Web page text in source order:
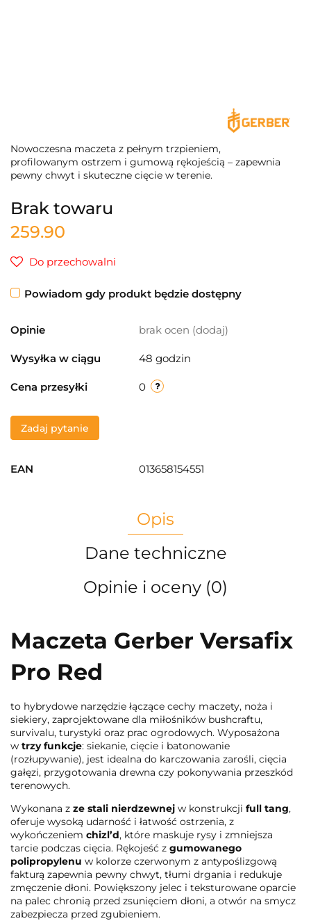
Nowoczesna maczeta z pełnym trzpieniem,
profilowanym ostrzem i gumową rękojeścią – zapewnia
pewny chwyt i skuteczne cięcie w terenie.
Brak towaru
259.90
Do przechowalni
Powiadom gdy produkt będzie dostępny
Opinie brak ocen (dodaj)
Wysyłka w ciągu 48 godzin
Cena przesyłki 0
Zadaj pytanie
EAN 013658154551
Opis
Dane techniczne
Opinie i oceny (0)
Maczeta Gerber Versafix
Pro Red
to hybrydowe narzędzie łączące cechy maczety, noża i
siekiery, zaprojektowane dla miłośników bushcraftu,
survivalu, turystyki oraz prac ogrodowych. Wyposażona
w trzy funkcje: siekanie, cięcie i batonowanie
(rozłupywanie), jest idealna do karczowania zarośli, cięcia
gałęzi, przygotowania drewna czy pokonywania przeszkód
terenowych.
Wykonana z ze stali nierdzewnej w konstrukcji full tang,
oferuje wysoką udarność i łatwość ostrzenia, z
wykończeniem chizl’d, które maskuje rysy i zmniejsza
tarcie podczas cięcia. Rękojeść z gumowanego
polipropylenu w kolorze czerwonym z antypoślizgową
fakturą zapewnia pewny chwyt, tłumi drgania i redukuje
zmęczenie dłoni. Powiększony jelec i teksturowane oparcie
na palec chronią przed zsunięciem dłoni, a otwór na smycz
zabezpiecza przed zgubieniem.